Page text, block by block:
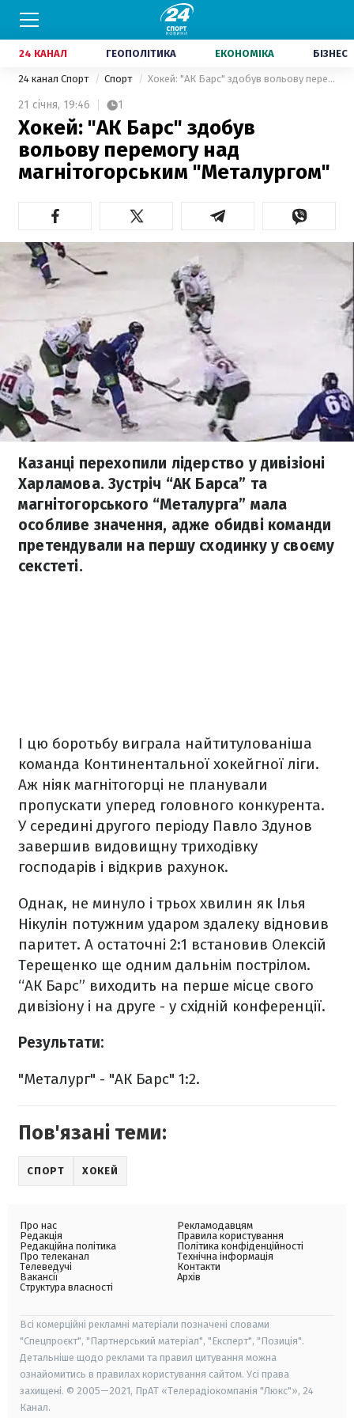
24 КАНАЛ ГЕОПОЛІТИКА ЕКОНОМІКА БІЗНЕС
24 канал Спорт Спорт Хокей: "АК Барс" здобув вольову перемогу над магнітогорським "Металургом"
21 січня, 19:46 1
Хокей: "АК Барс" здобув
вольову перемогу над
магнітогорським "Металургом"
Казанці перехопили лідерство у дивізіоні
Харламова. Зустріч “АК Барса” та
магнітогорського “Металурга” мала
особливе значення, адже обидві команди
претендували на першу сходинку у своєму
секстеті.
І цю боротьбу виграла найтитулованіша
команда Континентальної хокейгної ліги.
Аж ніяк магнітогорці не планували
пропускати уперед головного конкурента.
У середині другого періоду Павло Здунов
завершив видовищну триходівку
господарів і відкрив рахунок.
Однак, не минуло і трьох хвилин як Ілья
Нікулін потужним ударом здалеку відновив
паритет. А остаточні 2:1 встановив Олексій
Терещенко ще одним дальнім пострілом.
“АК Барс” виходить на перше місце свого
дивізіону і на друге - у східній конференції.
Результати:
"Металург" - "АК Барс" 1:2.
Пов'язані теми:
СПОРТ ХОКЕЙ
Про нас
Редакція
Редакційна політика
Про телеканал
Телеведучі
Вакансії
Структура власності
Рекламодавцям
Правила користування
Політика конфіденційності
Технічна інформація
Контакти
Архів
Всі комерційні рекламні матеріали позначені словами
"Спецпроєкт", "Партнерський матеріал", "Експерт", "Позиція".
Детальніше щодо реклами та правил цитування можна
ознайомитись в правилах користування сайтом. Усі права
захищені. © 2005—2021, ПрАТ «Телерадіокомпанія "Люкс"», 24
Канал.